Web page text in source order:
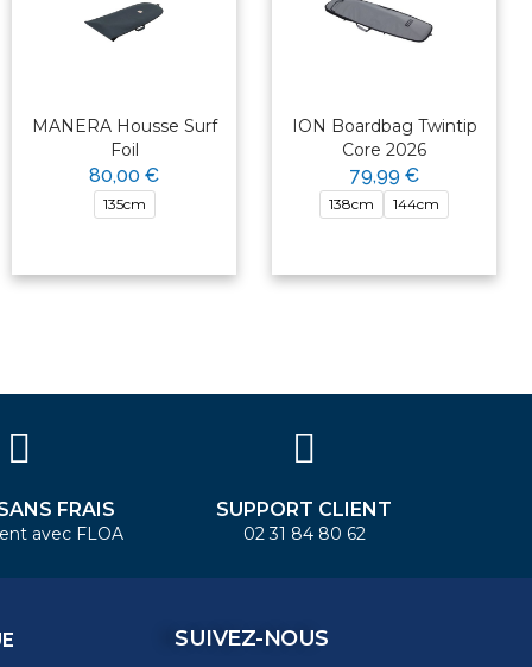
MANERA Housse Surf
Foil
80,00 €
135cm
ION Boardbag Twintip
Core 2026
79,99 €
138cm 144cm
FRAIS
avec FLOA
SUPPORT CLIENT
02 31 84 80 62
SUIVEZ-NOUS